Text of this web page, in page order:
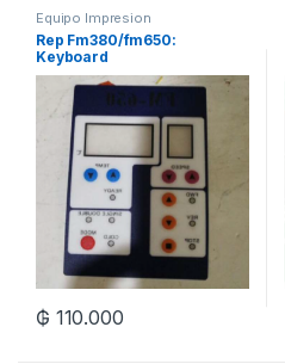
Equipo Impresion
Rep Fm380/fm650:
Keyboard
₲ 110.000